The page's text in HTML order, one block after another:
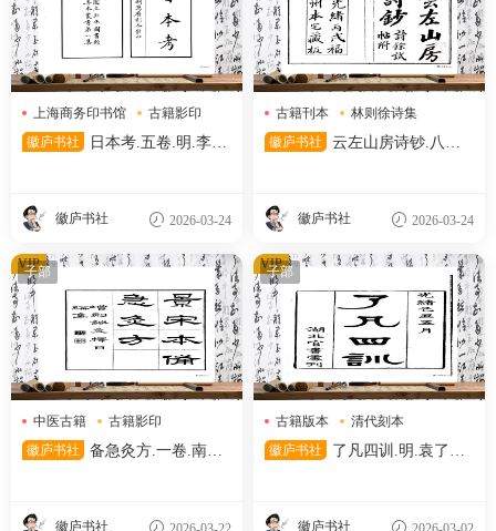
上海商务印书馆
古籍影印
日本考
徽庐书社
日本考.五卷.明.李言
国国家图书馆藏
徽庐书社 2026-03-24
古籍刊本
林则徐诗集
清代刊本
徽庐书社
云左山房诗钞.八卷.
徽庐书社 2026-03-24
子部
中医古籍
古籍影印
宋代刻本
徽庐书社
备急灸方.一卷.南宋.
刊本
徽庐书社
VIP 子部
古籍版本
清代刻本
清代文献
徽庐书社
了凡四训.明.袁了凡
徽庐书社
VIP